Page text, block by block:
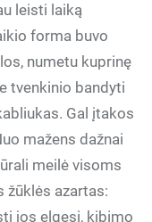
leisti laiką
forma buvo
numetu kuprinę
tvenkinio bandyti
Gal įtakos
mažens dažnai
meilė visoms
azartas:
jos elgesį, kibimo